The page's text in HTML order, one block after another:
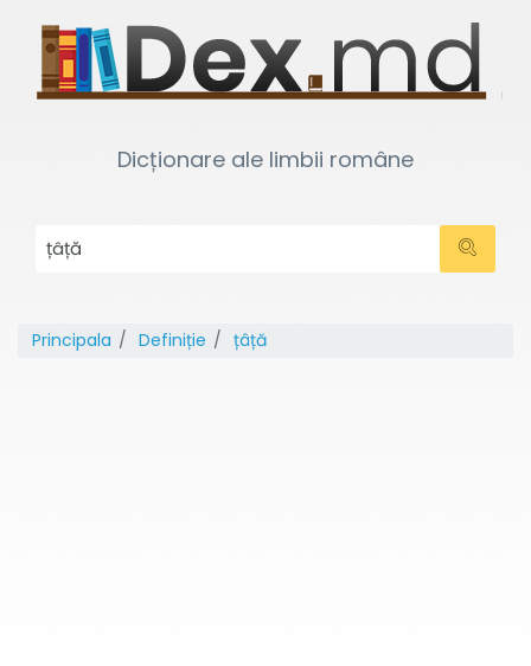
Dicționare ale limbii române
Principala Definiție țâță